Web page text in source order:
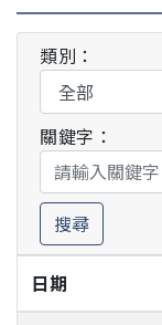
類別：
關鍵字：
搜尋
日期